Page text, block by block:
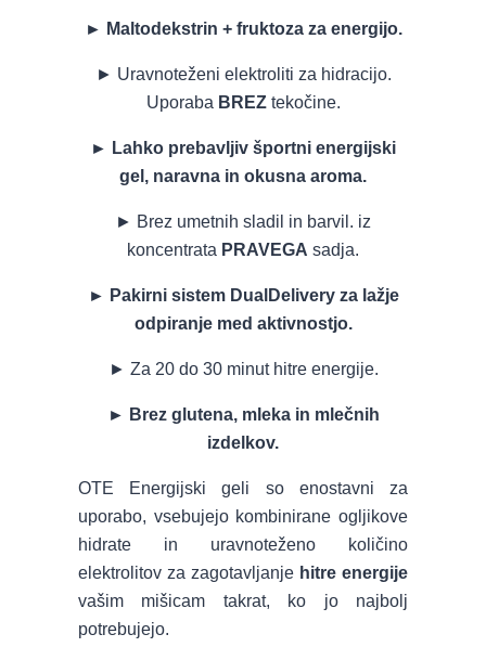
► Maltodekstrin + fruktoza za energijo.
► Uravnoteženi elektroliti za hidracijo.
Uporaba BREZtekočine.
► Lahko prebavljiv športni energijski
gel, naravna in okusna aroma.
► Brez umetnih sladil in barvil. iz
koncentrata PRAVEGA sadja.
► Pakirni sistem DualDelivery za lažje
odpiranje med aktivnostjo.
► Za 20 do 30 minut hitre energije.
► Brez glutena, mleka in mlečnih
izdelkov.
OTE Energijski geli so enostavni za
uporabo, vsebujejo kombinirane ogljikove
hidrate in uravnoteženo količino
elektrolitov za zagotavljanje hitre energije
vašim mišicam takrat, ko jo najbolj
potrebujejo.